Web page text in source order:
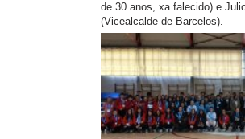
de 30 anos, xa falecido) e
(Vicealcalde de Barcelos).